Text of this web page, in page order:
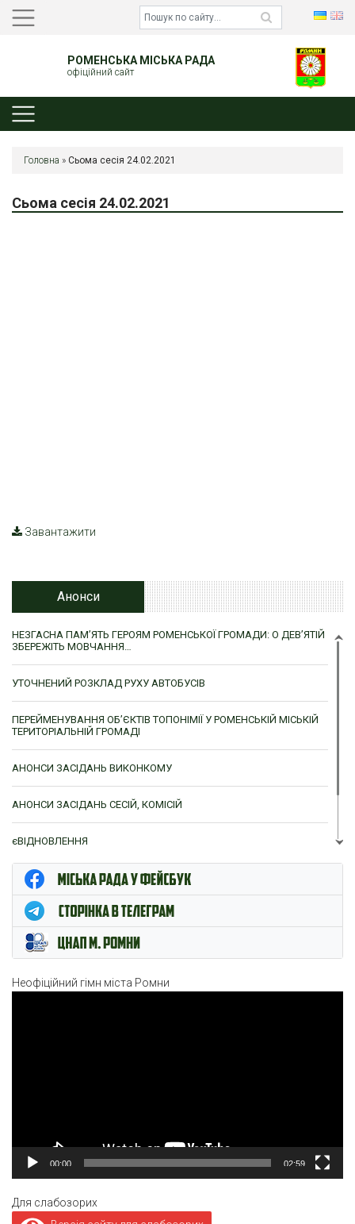
РОМЕНСЬКА МІСЬКА РАДА
офіційний сайт
Головна » Сьома сесія 24.02.2021
Сьома сесія 24.02.2021
Завантажити
Анонси
НЕЗГАСНА ПАМ’ЯТЬ ГЕРОЯМ РОМЕНСЬКОЇ ГРОМАДИ: О ДЕВ’ЯТІЙ
ЗБЕРЕЖІТЬ МОВЧАННЯ…
УТОЧНЕНИЙ РОЗКЛАД РУХУ АВТОБУСІВ
ПЕРЕЙМЕНУВАННЯ ОБ’ЄКТІВ ТОПОНІМІЇ У РОМЕНСЬКІЙ МІСЬКІЙ
ТЕРИТОРІАЛЬНІЙ ГРОМАДІ
АНОНСИ ЗАСІДАНЬ ВИКОНКОМУ
АНОНСИ ЗАСІДАНЬ СЕСІЙ, КОМІСІЙ
єВІДНОВЛЕННЯ
ЦНАП м. Ромни
Неофіційний гімн міста Ромни
00:00 02:59
Для слабозорих